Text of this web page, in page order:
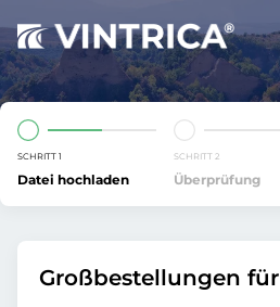
SCHRITT 1
Datei hochladen
SCHRITT 2
Überprüfung
Großbestellungen